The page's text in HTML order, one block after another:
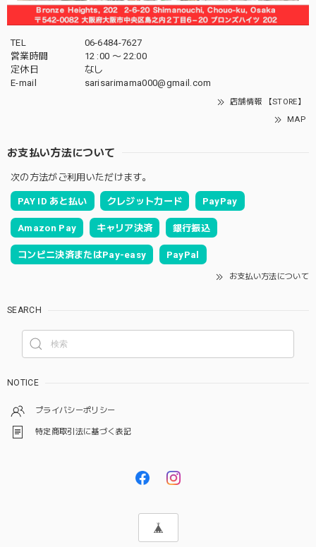
TEL
06-6484-7627
営業時間
12 :00 〜 22:00
定休日
なし
E-mail
sarisarimama000@gmail.com
店舗情報 【STORE】
MAP
お支払い方法について
次の方法がご利用いただけます。
PAY ID あと払い クレジットカード PayPay
Amazon Pay キャリア決済 銀行振込
コンビニ決済またはPay-easy PayPal
お支払い方法について
SEARCH
NOTICE
プライバシーポリシー
特定商取引法に基づく表記